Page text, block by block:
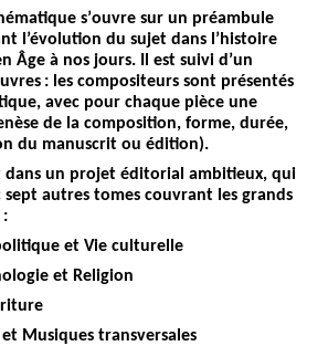
s’ouvre sur un préambule
l’évolution du sujet dans l ’histoire
Âge à nos jours. Il est suivi d ’un
: les compositeurs sont présentés
avec pour chaque pièce une
èse de la composition, forme, durée,
du manuscrit ou édition).
dans un projet éditorial ambitieux, qui
sept autres tomes couvrant les grands
:
et Vie culturelle
et Religion
Musiques transversales